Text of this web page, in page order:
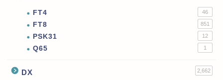
FT4 46
FT8 851
PSK31 12
Q65 1
DX 2,662